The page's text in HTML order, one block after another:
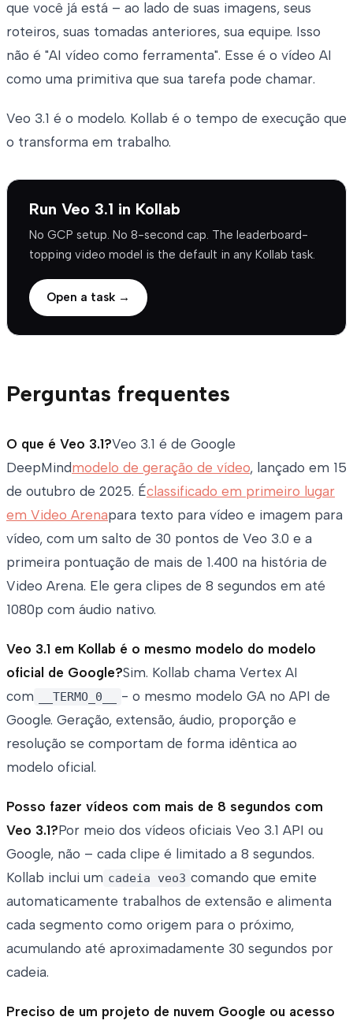
que você já está – ao lado de suas imagens, seus
roteiros, suas tomadas anteriores, sua equipe. Isso
não é "AI vídeo como ferramenta". Esse é o vídeo AI
como uma primitiva que sua tarefa pode chamar.
Veo 3.1 é o modelo. Kollab é o tempo de execução que
o transforma em trabalho.
Run Veo 3.1 in Kollab
No GCP setup. No 8-second cap. The leaderboard-
topping video model is the default in any Kollab task.
Open a task →
Perguntas frequentes
O que é Veo 3.1?Veo 3.1 é de Google
DeepMindmodelo de geração de vídeo, lançado em 15
de outubro de 2025. Éclassificado em primeiro lugar
em Video Arenapara texto para vídeo e imagem para
vídeo, com um salto de 30 pontos de Veo 3.0 e a
primeira pontuação de mais de 1.400 na história de
Video Arena. Ele gera clipes de 8 segundos em até
1080p com áudio nativo.
Veo 3.1 em Kollab é o mesmo modelo do modelo
oficial de Google?Sim. Kollab chama Vertex AI
com
__TERMO_0__
- o mesmo modelo GA no API de
Google. Geração, extensão, áudio, proporção e
resolução se comportam de forma idêntica ao
modelo oficial.
Posso fazer vídeos com mais de 8 segundos com
Veo 3.1?Por meio dos vídeos oficiais Veo 3.1 API ou
Google, não – cada clipe é limitado a 8 segundos.
Kollab inclui um cadeia veo3 comando que emite
automaticamente trabalhos de extensão e alimenta
cada segmento como origem para o próximo,
acumulando até aproximadamente 30 segundos por
cadeia.
Preciso de um projeto de nuvem Google ou acesso